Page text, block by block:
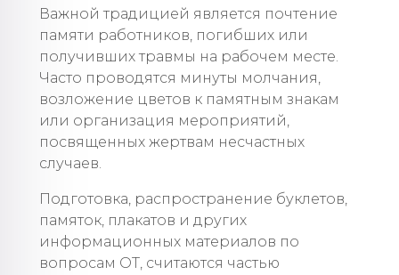
Важной традицией является почтение
памяти работников, погибших или
получивших травмы на рабочем месте.
Часто проводятся минуты молчания,
возложение цветов к памятным знакам
или организация мероприятий,
посвященных жертвам несчастных
случаев.
Подготовка, распространение буклетов,
памяток, плакатов и других
информационных материалов по
вопросам ОТ, считаются частью